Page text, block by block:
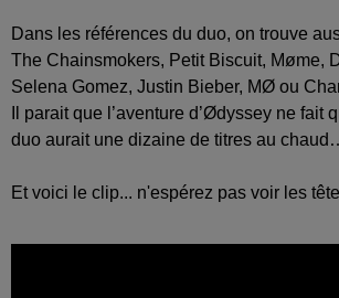
Dans les références du duo, on trouve
The Chainsmokers, Petit Biscuit, Møme,
Selena Gomez, Justin Bieber, MØ ou
Il parait que l’aventure d’Ødyssey ne fait
duo aurait une dizaine de titres au
Et voici le clip... n'espérez pas voir les